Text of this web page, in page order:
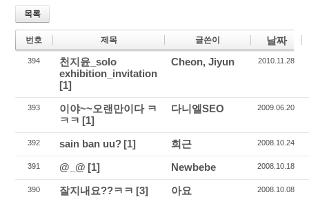
목록
번호 제목 글쓴이 날짜
394
천지윤_solo
exhibition_invitation
[1]
Cheon, Jiyun 2010.11.28
393
이야~~오랜만이다 ㅋ
ㅋㅋ [1]
다니엘SEO 2009.06.20
392 sain ban uu? [1] 희근 2008.10.24
391 @_@ [1] Newbebe 2008.10.18
390 잘지내요??ㅋㅋ [3] 아요 2008.10.08